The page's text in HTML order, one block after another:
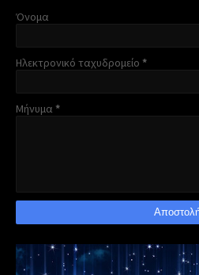
Όνομα
Ηλεκτρονικό ταχυδρομείο *
Μήνυμα *